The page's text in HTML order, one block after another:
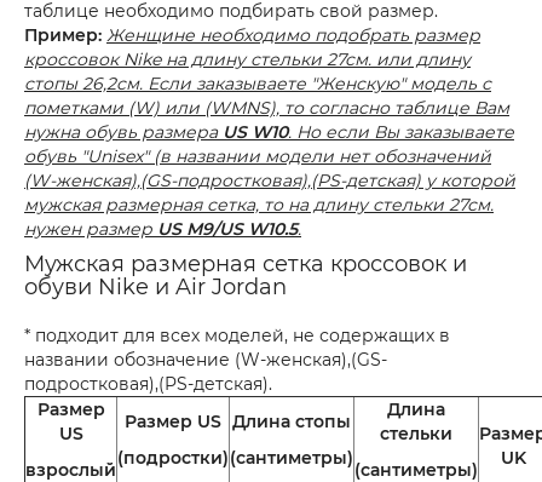
таблице необходимо подбирать свой размер.
Пример: Женщине необходимо подобрать размер
кроссовок Nike на длину стельки 27см. или длину
стопы 26,2см. Если заказываете "Женскую" модель с
пометками (W) или (WMNS), то согласно таблице Вам
нужна обувь размера US W10. Но если Вы заказываете
обувь "Unisex" (в названии модели нет обозначений
(W-женская),(GS-подростковая),(PS-детская) у которой
мужская размерная сетка, то на длину стельки 27см.
нужен размер US M9/US W10.5.
Мужская размерная сетка кроссовок и
обуви Nike и Air Jordan
* подходит для всех моделей, не содержащих в
названии обозначение (W-женская),(GS-
подростковая),(PS-детская).
Размер
US
взрослый
Размер US
(подростки)
Длина стопы
(сантиметры)
Длина
стельки
(сантиметры)
UK